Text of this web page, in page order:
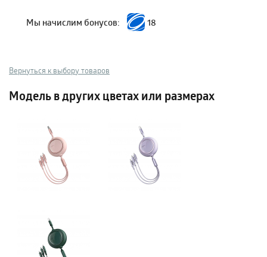
Мы начислим бонусов: 18
Вернуться к выбору товаров
Модель в других цветах или размерах